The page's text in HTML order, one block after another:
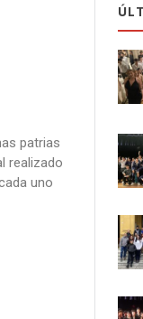
patrias
realizado
uno